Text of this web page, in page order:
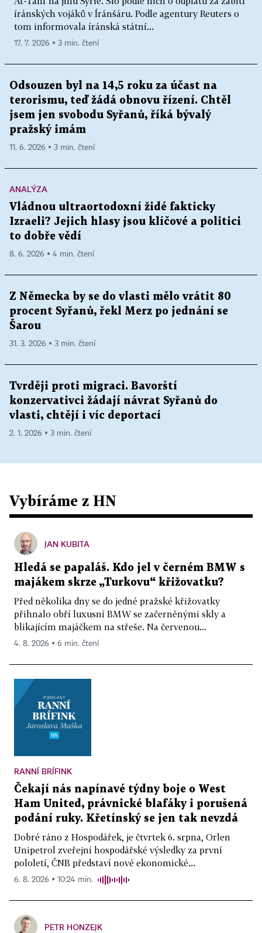
íránských vojáků v Íránšáru. Podle agentury Reuters o
tom informovala íránská státní...
17. 7. 2026 ▪ 3 min. čtení
Odsouzen byl na 14,5 roku za účast na
terorismu, teď žádá obnovu řízení. Chtěl
jsem jen svobodu Syřanů, říká bývalý
pražský imám
11. 6. 2026 ▪ 3 min. čtení
ANALÝZA
Vládnou ultraortodoxní židé fakticky
Izraeli? Jejich hlasy jsou klíčové a politici
to dobře vědí
8. 6. 2026 ▪ 4 min. čtení
Z Německa by se do vlasti mělo vrátit 80
procent Syřanů, řekl Merz po jednání se
Šarou
31. 3. 2026 ▪ 3 min. čtení
Tvrději proti migraci. Bavorští
konzervativci žádají návrat Syřanů do
vlasti, chtějí i víc deportací
2. 1. 2026 ▪ 3 min. čtení
Vybíráme z HN
JAN KUBITA
Hledá se papaláš. Kdo jel v černém BMW s
majákem skrze „Turkovu“ křižovatku?
Před několika dny se do jedné pražské křižovatky
přihnalo obří luxusní BMW se začerněnými skly a
blikajícím majáčkem na střeše. Na červenou...
4. 8. 2026 ▪ 6 min. čtení
RANNÍ BRÍFINK
Čekají nás napínavé týdny boje o West
Ham United, právnické blafáky i porušená
podání ruky. Křetínský se jen tak nevzdá
Dobré ráno z Hospodářek, je čtvrtek 6. srpna, Orlen
Unipetrol zveřejní hospodářské výsledky za první
pololetí, ČNB představí nové ekonomické...
6. 8. 2026 ▪ 10:24 min.
PETR HONZEJK